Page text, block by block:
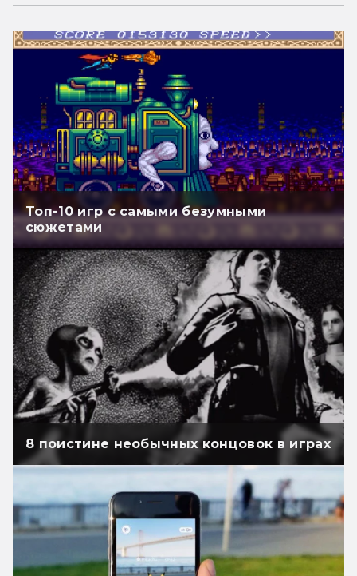
Топ-10 игр с самыми безумными
сюжетами
8 поистине необычных концовок в играх